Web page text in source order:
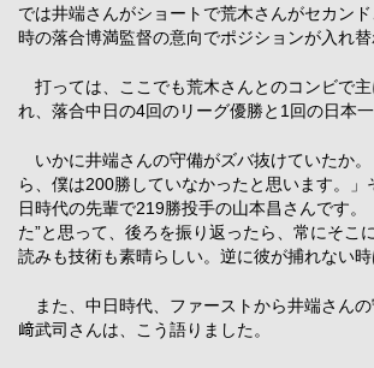
では井端さんがショートで荒木さんがセカン
時の落合博満監督の意向でポジションが入れ替
打っては、ここでも荒木さんとのコンビで主
れ、落合中日の4回のリーグ優勝と1回の日本一
いかに井端さんの守備がズバ抜けていたか
ら、僕は200勝していなかったと思います。」
日時代の先輩で219勝投手の山本昌さんです。
た”と思って、後ろを振り返ったら、常にそこ
読みも技術も素晴らしい。逆に彼が捕れない時
また、中日時代、ファーストから井端さん
﨑武司さんは、こう語りました。